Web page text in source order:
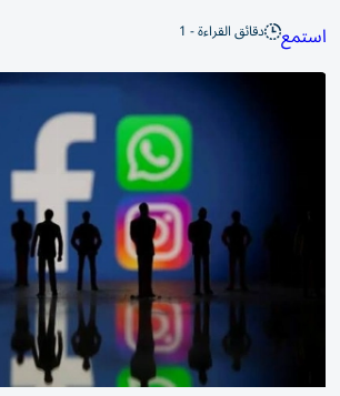
استمع دقائق القراءة - 1